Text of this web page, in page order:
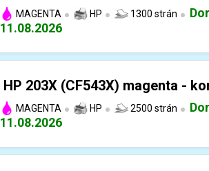
MAGENTA HP 1300 strán
11.08.2026
HP 203X (CF543X) magenta -
MAGENTA HP 2500 strán
11.08.2026